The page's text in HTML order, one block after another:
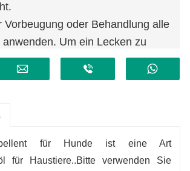
Vorbeugung oder Behandlung alle
Um ein Lecken zu
es auf die Halshaut hinter dem
beschränkt und kann in 3 bis
für Hunde ist eine Art
für Haustiere..Bitte verwenden Sie